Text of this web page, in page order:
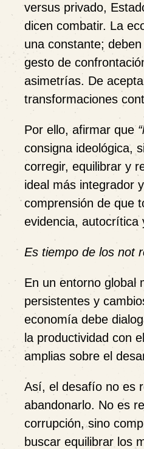
versus privado,
dicen combatir. La
una constante;
gesto de
asimetrías. De
transformaciones
Por ello, afirmar que
consigna ideológica,
corregir, equilibrar y
ideal más integrador
comprensión de que
evidencia, autocrítica
Es tiempo de los not
En un entorno global
persistentes y
economía debe
la productividad con
amplias sobre el
Así, el desafío no es
abandonarlo. No es
corrupción, sino
buscar equilibrar los